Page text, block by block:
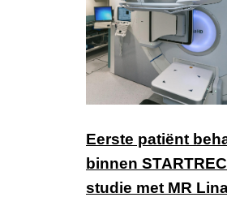
Eerste patiënt
binnen
studie met MR